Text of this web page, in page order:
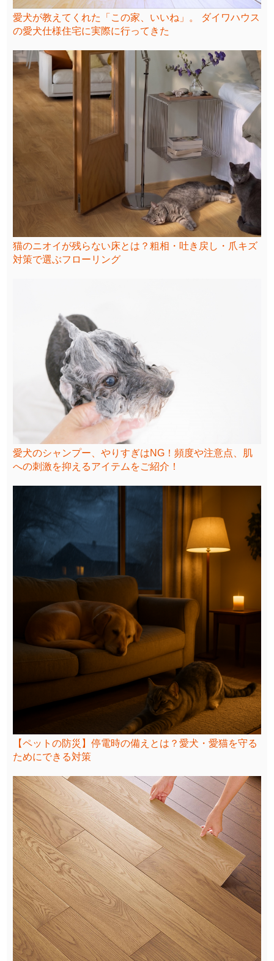
愛犬が教えてくれた「この家、いいね」。 ダイワハウス
の愛犬仕様住宅に実際に行ってきた
猫のニオイが残らない床とは？粗相・吐き戻し・爪キズ
対策で選ぶフローリング
愛犬のシャンプー、やりすぎはNG！頻度や注意点、肌
への刺激を抑えるアイテムをご紹介！
【ペットの防災】停電時の備えとは？愛犬・愛猫を守る
ためにできる対策